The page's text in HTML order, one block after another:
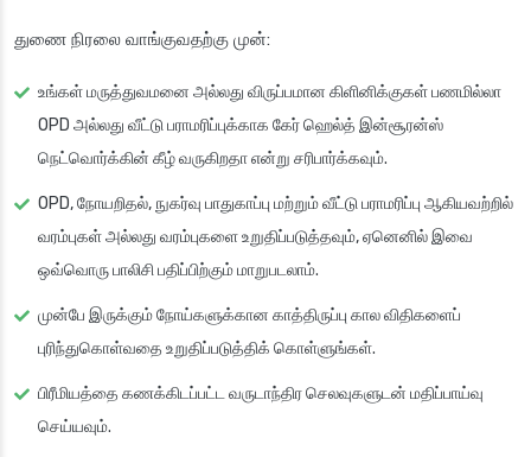
துணை நிரலை வாங்குவதற்கு முன்:
உங்கள் மருத்துவமனை அல்லது விருப்பமான கிளினிக்குகள் பணமில்லா
OPD அல்லது வீட்டு பராமரிப்புக்காக கேர் ஹெல்த் இன்சூரன்ஸ்
நெட்வொர்க்கின் கீழ் வருகிறதா என்று சரிபார்க்கவும்.
OPD, நோயறிதல், நுகர்வு பாதுகாப்பு மற்றும் வீட்டு பராமரிப்பு ஆகியவற்றில்
வரம்புகள் அல்லது வரம்புகளை உறுதிப்படுத்தவும், ஏனெனில் இவை
ஒவ்வொரு பாலிசி பதிப்பிற்கும் மாறுபடலாம்.
முன்பே இருக்கும் நோய்களுக்கான காத்திருப்பு கால விதிகளைப்
புரிந்துகொள்வதை உறுதிப்படுத்திக் கொள்ளுங்கள்.
பிரீமியத்தை கணக்கிடப்பட்ட வருடாந்திர செலவுகளுடன் மதிப்பாய்வு
செய்யவும்.